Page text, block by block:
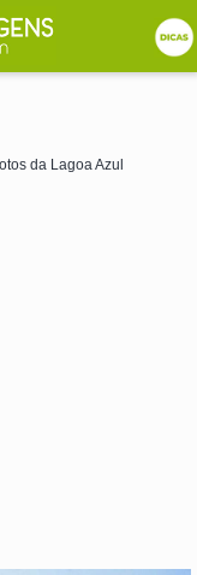
da Lagoa Azul